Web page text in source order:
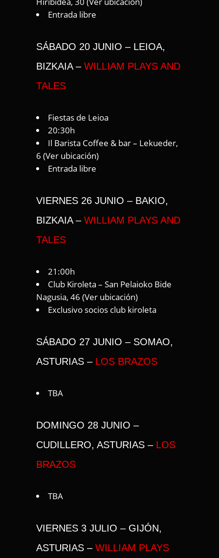
Entrada libre
SÁBADO 20 JUNIO – LEIOA,
BIZKAIA – WILLIAM PLAYS AND
TALES
Fiestas de Leioa
20:30h
Il Barista Coffee & bar – Lekueder,
6 (Ver ubicación)
Entrada libre
VIERNES 26 JUNIO – BAKIO,
BIZKAIA – WILLIAM PLAYS AND
TALES
21:00h
Club Kiroleta – San Pelaioko Bide
Nagusia, 46 (Ver ubicación)
Exclusivo socios club kiroleta
SÁBADO 27 JUNIO – SOMAO,
ASTURIAS – LOS BRAZOS
TBA
DOMINGO 28 JUNIO –
CUDILLERO, ASTURIAS – LOS
BRAZOS
TBA
VIERNES 3 JULIO – GIJÓN,
ASTURIAS – WILLIAM PLAYS